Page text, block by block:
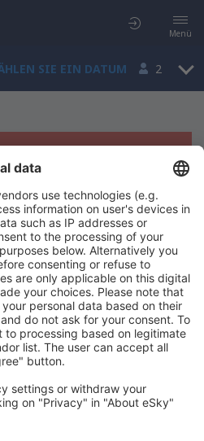
Menü
SIE EIN DATUM 2
können keine
mit anderen Suchkriterien.
vorbehalten.